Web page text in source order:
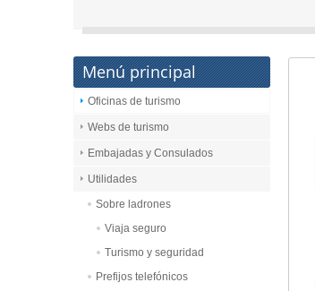
Menú principal
Oficinas de turismo
Webs de turismo
Embajadas y Consulados
Utilidades
Sobre ladrones
Viaja seguro
Turismo y seguridad
Prefijos telefónicos